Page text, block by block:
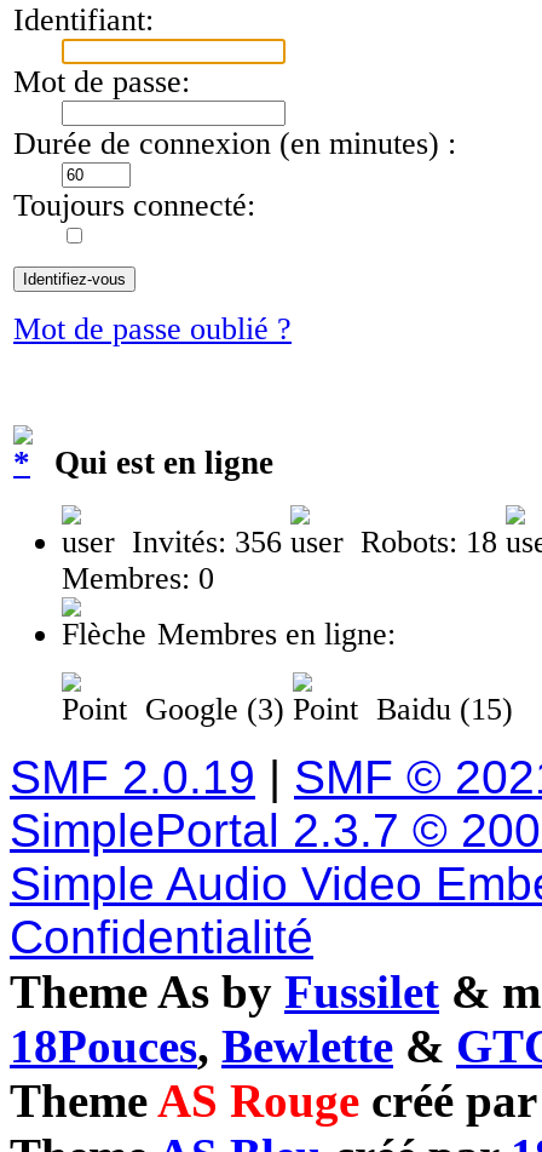
Identifiant:
Mot de passe:
Durée de connexion (en minutes) :
Toujours connecté:
Mot de passe oublié ?
Qui est en ligne
Invités: 356
Robots: 18
Membres: 0
Membres en ligne:
Google (3) Baidu (15)
SMF 2.0.19 | SMF ©
SimplePortal 2.3.7 ©
Simple Audio Video
Confidentialité
Theme As by Fussilet &
18Pouces, Bewlette &
ThemeAS Rouge créé